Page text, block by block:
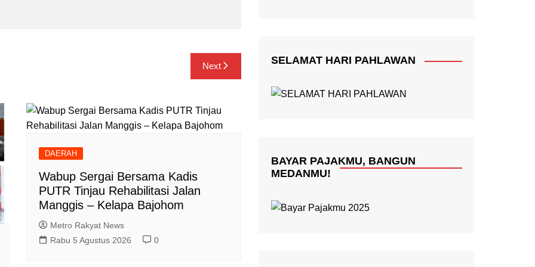
Next
DAERAH
Wabup Sergai Bersama Kadis
PUTR Tinjau Rehabilitasi Jalan
Manggis – Kelapa Bajohom
Metro Rakyat News
Rabu 5 Agustus 2026
0
SELAMAT HARI PAHLAWAN
BAYAR PAJAKMU, BANGUN
MEDANMU!